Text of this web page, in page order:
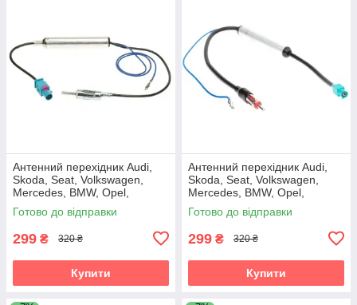
Антенний перехідник Audi,
Skoda, Seat, Volkswagen,
Mercedes, BMW, Opel,
Citroen, Peugeot, Renault ACV
1524-03
Готово до відправки
299 ₴ 320 ₴
Купити
Антенний перехідник Audi,
Skoda, Seat, Volkswagen,
Mercedes, BMW, Opel,
Citroen, Peugeot, Renault
Carav 13-008
Готово до відправки
299 ₴ 320 ₴
Купити